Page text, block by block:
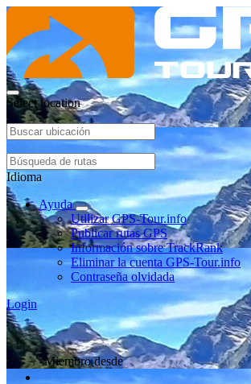
Select location
Idioma
Ayuda
Utilizar GPS-Tour.info
Publicar rutas GPS
Información sobre TrackRank
Eliminar la cuenta GPS-Tour.info
Contraseña olvidada
Login
Miembro desde